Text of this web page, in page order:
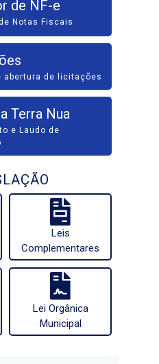
de NF-e
Notas Fiscais
abertura de licitações
Terra Nua
e Laudo de
Leis
Complementares
Lei Orgânica
Municipal